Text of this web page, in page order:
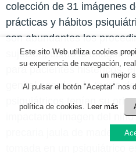
colección de 31 imágenes
prácticas y hábitos
son abundantes los
sujeción, como la imagen
para pacientes histéricos,
genital acorde a la teoría
psiquiátricos tenían su
impactante imagen del
precaria jaula de madera
Este sito Web utiliza cookies
su experiencia de navegación,
un mejor
Al pulsar el botón "Aceptar" nos
política de cookies. Leer más